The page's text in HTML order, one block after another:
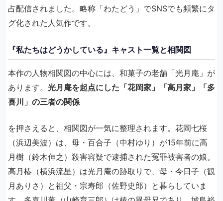
占配信されました。略称「わたどう」でSNSでも頻繁にタ
グ化された人気作です。
『私たちはどうかしている』キャスト一覧と相関図
本作の人物相関図の中心には、和菓子の老舗「光月庵」が
あります。 光月庵を起点にした「花岡家」「高月家」「多
喜川」の三者の関係
を押さえると、相関図が一気に整理されます。花岡七桜
（浜辺美波）は、母・百合子（中村ゆり）が15年前に高
月樹（鈴木伸之）殺害容疑で逮捕された冤罪被害者の娘。
高月椿（横浜流星）は光月庵の跡取りで、母・今日子（観
月ありさ）と祖父・宗寿郎（佐野史郎）と暮らしていま